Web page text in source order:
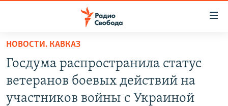
упрощенного
доступа
основному
ПОДКАСТЫ
АВТОРСКИЕ ПРОЕКТЫ
НОВОСТИ. КАВКАЗ
Госдума распространила статус
ветеранов боевых действий на
участников войны с Украиной